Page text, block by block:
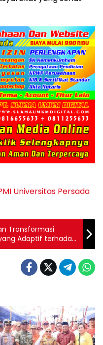
Universitas Persada
Transformasi
Adaptif terhadap